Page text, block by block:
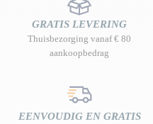
GRATIS LEVERING
Thuisbezorging vanaf € 80
aankoopbedrag
EENVOUDIG EN GRATIS